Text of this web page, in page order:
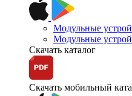
Модульные
Модульные
Скачать каталог
Скачать мобильный